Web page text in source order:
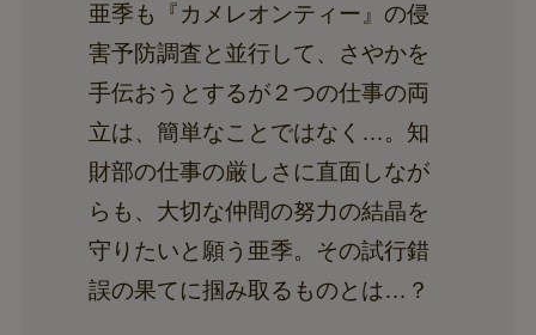
亜季も『カメレオンティー』の侵
害予防調査と並行して、さやかを
手伝おうとするが２つの仕事の両
立は、簡単なことではなく…。知
財部の仕事の厳しさに直面しなが
らも、大切な仲間の努力の結晶を
守りたいと願う亜季。その試行錯
誤の果てに掴み取るものとは…？